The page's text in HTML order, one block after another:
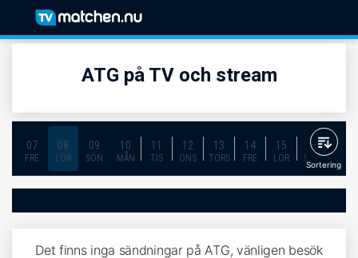
ATG på TV och stream
07
FRE
08
LÖR
09
SÖN
10
MÅN
11
TIS
12
ONS
13
TORS
14
FRE
15
LÖR
16
SÖN
Sortering
Det finns inga sändningar på ATG, vänligen besök